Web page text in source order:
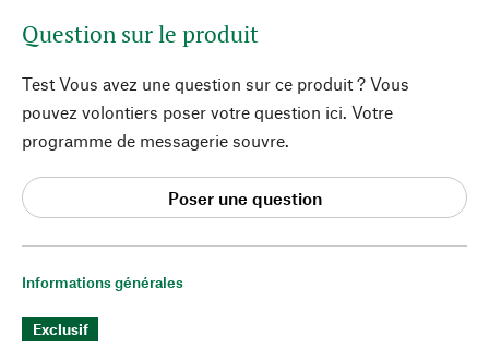
Informations générales
Exclusif
Question sur le produit
Test Vous avez une question sur ce produit ? Vous
pouvez volontiers poser votre question ici. Votre
programme de messagerie souvre.
Poser une question